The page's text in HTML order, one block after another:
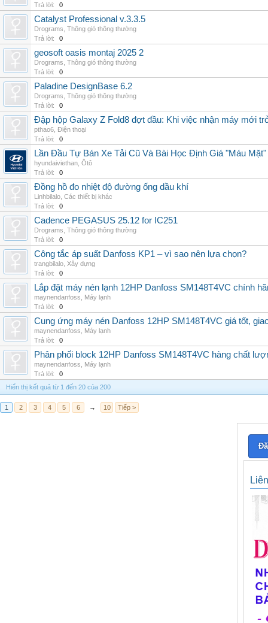
Trả lời:
0
Catalyst Professional v.3.3.5
Drograms Thông gió thông thường
Trả lời:
0
geosoft oasis montaj 2025 2
Drograms Thông gió thông thường
Trả lời:
0
Paladine DesignBase 6.2
Drograms Thông gió thông thường
Trả lời:
0
Đập hộp Galaxy Z Fold8 đợt đầu: Khi việc nhận máy mới
pthao6 Điện thoại
Trả lời:
0
Lần Đầu Tự Bán Xe Tải Cũ Và Bài Học Định Giá "Máu
hyundaiviethan Ôtô
Trả lời:
0
Đồng hồ đo nhiệt độ đường ống dầu khí
Linhbilalo Các thiết bị khác
Trả lời:
0
Cadence PEGASUS 25.12 for IC251
Drograms Thông gió thông thường
Trả lời:
0
Công tắc áp suất Danfoss KP1 – vì sao nên lựa chọn?
trangbilalo Xây dựng
Trả lời:
0
Lắp đặt máy nén lạnh 12HP Danfoss SM148T4VC chính
maynendanfoss
Máy lạnh
Trả lời:
0
Cung ứng máy nén Danfoss 12HP SM148T4VC giá tốt,
maynendanfoss
Máy lạnh
Trả lời:
0
Phân phối block 12HP Danfoss SM148T4VC hàng chất
maynendanfoss
Máy lạnh
Trả lời:
0
Hiển thị kết quả từ 1 đến 20 của 200
1 2 3 4 5 6 → 10 Tiếp >